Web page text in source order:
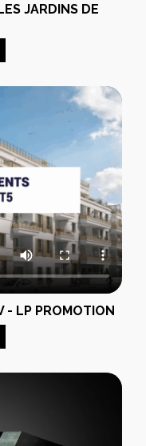
JARDINS DE
- LP PROMOTION